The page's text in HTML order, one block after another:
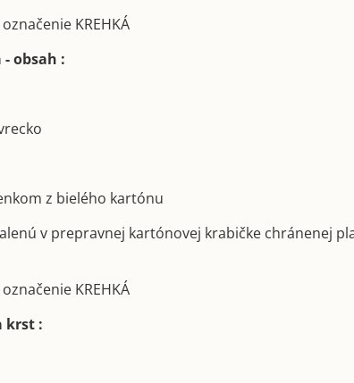
KREHKÁ
obsah :
z bielého kartónu
v prepravnej kartónovej krabičke chránenej
KREHKÁ
krst :